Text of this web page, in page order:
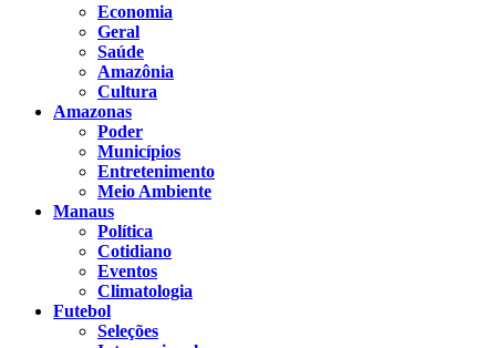
Economia
Geral
Saúde
Amazônia
Cultura
Amazonas
Poder
Municípios
Entretenimento
Meio Ambiente
Manaus
Política
Cotidiano
Eventos
Climatologia
Futebol
Seleções